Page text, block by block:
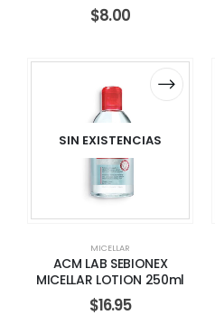
$8.00
SIN EXISTENCIAS
MICELLAR
ACM LAB SEBIONEX
MICELLAR LOTION 250ml
$16.95